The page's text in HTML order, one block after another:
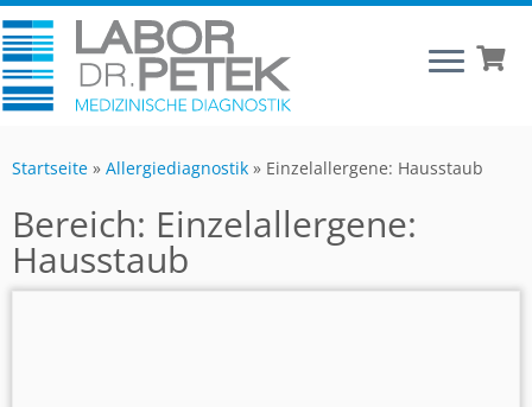
Startseite » Allergiediagnostik » Einzelallergene: Hausstaub
Bereich: Einzelallergene:
Hausstaub